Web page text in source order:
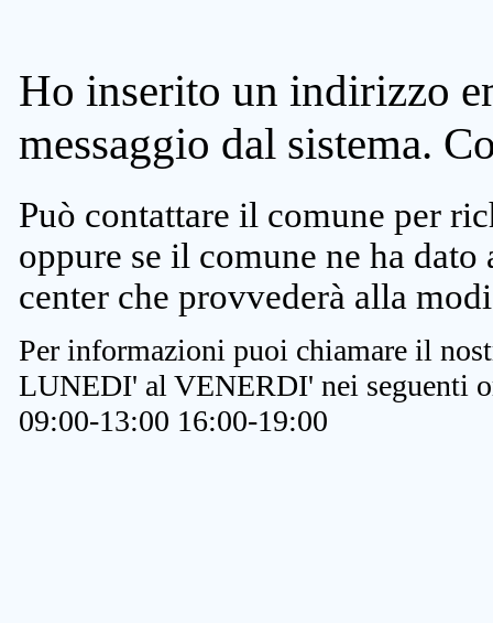
Ho inserito un indirizzo
messaggio dal sistema.
Può contattare il comune per
oppure se il comune ne ha
center che provvederà alla
Per informazioni puoi chiamare il
LUNEDI' al VENERDI' nei seguenti
09:00-13:00 16:00-19:00